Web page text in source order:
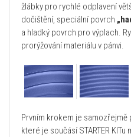
žlábky pro rychlé odplavení
dočištění, speciální povrch
a hladký povrch pro výplach.
prorýžování materiálu v pánvi.
Prvním krokem je
které je součásí STARTER